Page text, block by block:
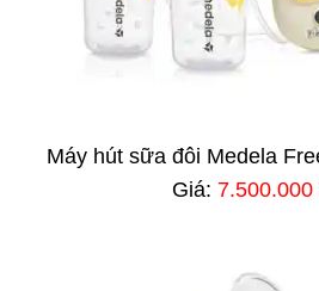
Máy hút sữa đôi Medela
Giá: 7.500.000